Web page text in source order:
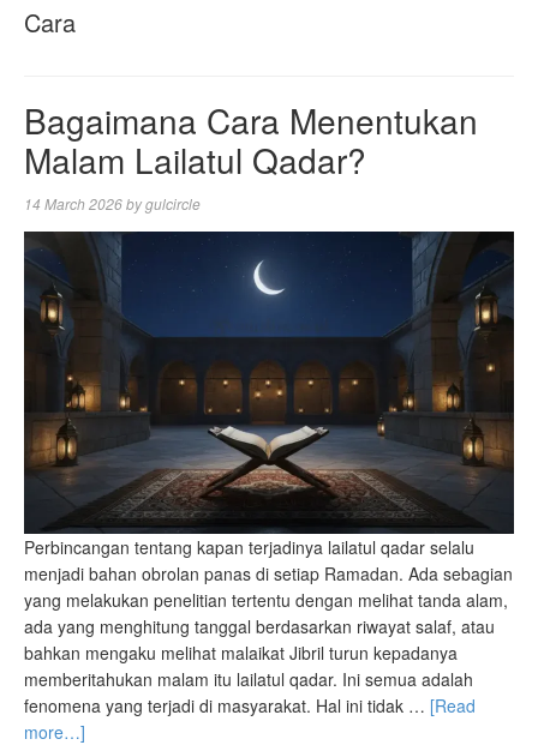
Cara
Bagaimana Cara Menentukan
Malam Lailatul Qadar?
14 March 2026bygulcircle
Perbincangan tentang kapan terjadinya lailatul qadar selalu
menjadi bahan obrolan panas di setiap Ramadan. Ada sebagian
yang melakukan penelitian tertentu dengan melihat tanda alam,
ada yang menghitung tanggal berdasarkan riwayat salaf, atau
bahkan mengaku melihat malaikat Jibril turun kepadanya
memberitahukan malam itu lailatul qadar. Ini semua adalah
fenomena yang terjadi di masyarakat. Hal ini tidak … [Read
more…]